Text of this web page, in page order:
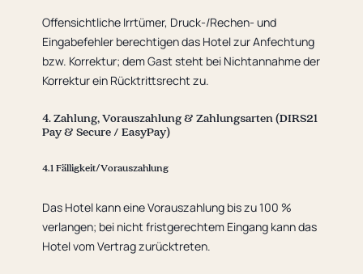
Offensichtliche Irrtümer, Druck-/Rechen- und
Eingabefehler berechtigen das Hotel zur Anfechtung
bzw. Korrektur; dem Gast steht bei Nichtannahme der
Korrektur ein Rücktrittsrecht zu.
4. Zahlung, Vorauszahlung & Zahlungsarten (DIRS21
Pay & Secure / EasyPay)
4.1 Fälligkeit/Vorauszahlung
Das Hotel kann eine Vorauszahlung bis zu 100 %
verlangen; bei nicht fristgerechtem Eingang kann das
Hotel vom Vertrag zurücktreten.